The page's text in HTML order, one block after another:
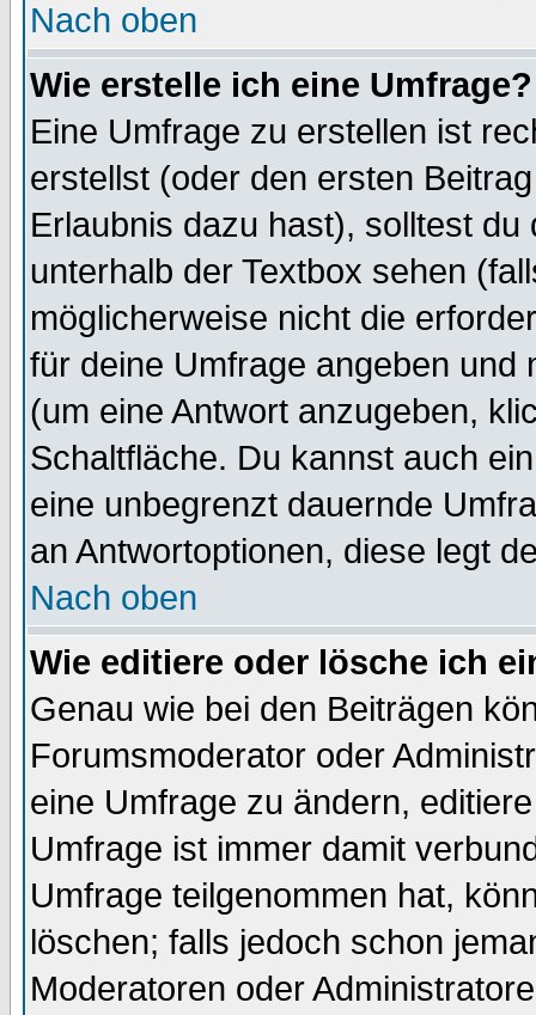
Nach oben
Wie erstelle ich eine Umfrage?
Eine Umfrage zu erstellen ist
erstellst (oder den ersten
Erlaubnis dazu hast), solltest
unterhalb der Textbox sehen
möglicherweise nicht die
für deine Umfrage angeben und
(um eine Antwort anzugeben,
Schaltfläche. Du kannst auch
eine unbegrenzt dauernde
an Antwortoptionen, diese legt
Nach oben
Wie editiere oder lösche ich
Genau wie bei den Beiträgen
Forumsmoderator oder
eine Umfrage zu ändern,
Umfrage ist immer damit
Umfrage teilgenommen hat,
löschen; falls jedoch schon
Moderatoren oder